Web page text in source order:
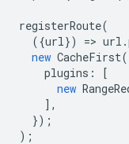
registerRoute(
({url}) => url .
new CacheFirst
plugins :
[
new
],
});
);